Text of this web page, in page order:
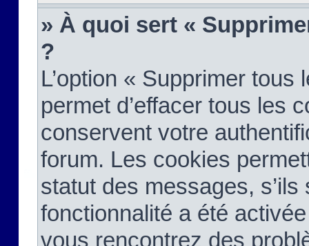
» À quoi sert «
?
L’option « Supprimer
permet d’effacer tous les
conservent votre
forum. Les cookies
statut des messages,
fonctionnalité a été
vous rencontrez des